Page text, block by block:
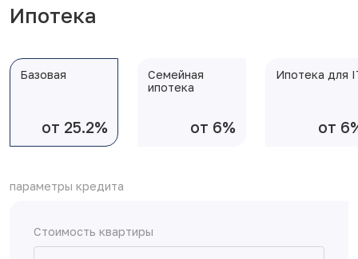
Ипотека
Базовая
от 25.2%
Семейная
ипотека
от 6%
Ипотека для
от
параметры кредита
Стоимость квартиры